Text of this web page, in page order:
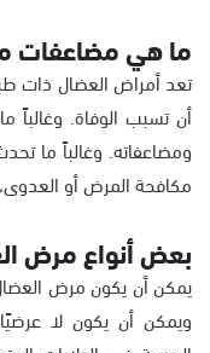
ما هي مضاعفات
تعد أمراض العضال ذات
أن تسبب الوفاة.
ومضاعفاته. وغالباً ما
مكافحة المرض أو
بعض أنواع مرض
يمكن أن يكون مرض
ويمكن أن يكون لا